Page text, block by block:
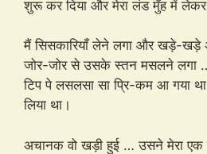
शुरू कर दिया और मेरा लंड मुँह में
मैं सिसकारियाँ लेने लगा और खड़े-खड़े
जोर-जोर से उसके स्तन मसलने लगा
टिप पे लसलसा सा प्रि-कम आ गया
लिया था।
अचानक वो खड़ी हुई … उसने मेरा एक